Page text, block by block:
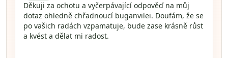
Děkuji za ochotu a vyčerpávající odpověď na můj
dotaz ohledně chřadnoucí buganvilei. Doufám, že se
po vašich radách vzpamatuje, bude zase krásně růst
a kvést a dělat mi radost.